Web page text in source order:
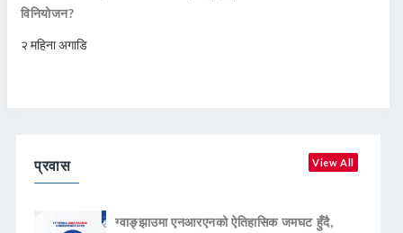
विनियोजन?
२ महिना अगाडि
प्रवास View All
ग्वाङ्झाउमा एनआरएनको ऐतिहासिक जमघट हुँदै,